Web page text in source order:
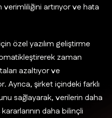
artırıyor ve hata
özel yazılım geliştirme
zaman
azaltıyor ve
Ayrıca, şirket içindeki farklı
sağlayarak, verilerin daha
daha bilinçli